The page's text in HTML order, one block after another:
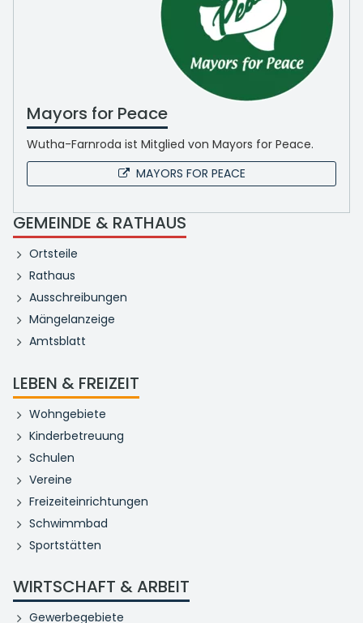
Mayors for Peace
Wutha-Farnroda ist Mitglied von Mayors for Peace.
MAYORS FOR PEACE
GEMEINDE & RATHAUS
Ortsteile
Rathaus
Ausschreibungen
Mängelanzeige
Amtsblatt
LEBEN & FREIZEIT
Wohngebiete
Kinderbetreuung
Schulen
Vereine
Freizeiteinrichtungen
Schwimmbad
Sportstätten
WIRTSCHAFT & ARBEIT
Gewerbegebiete